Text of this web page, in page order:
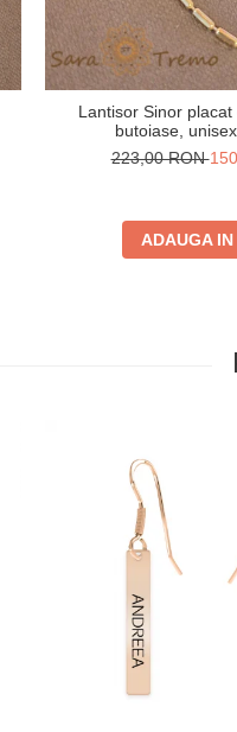
Lantisor Sinor
butoiase,
223,00 RON
ADAUGA IN